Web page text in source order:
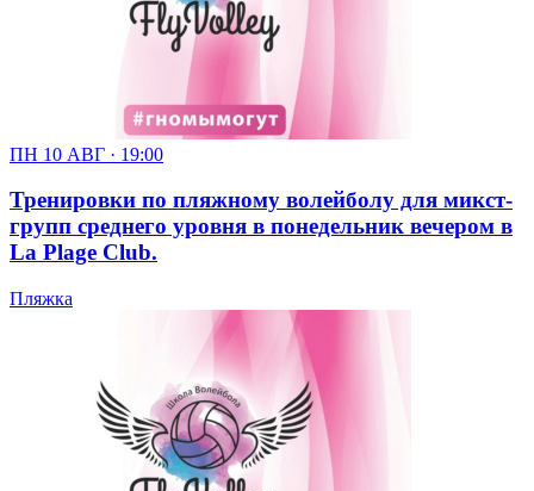
ПН 10 АВГ · 19:00
Тренировки по пляжному волейболу для микст-
групп среднего уровня в понедельник вечером в
La Plage Club.
Пляжка